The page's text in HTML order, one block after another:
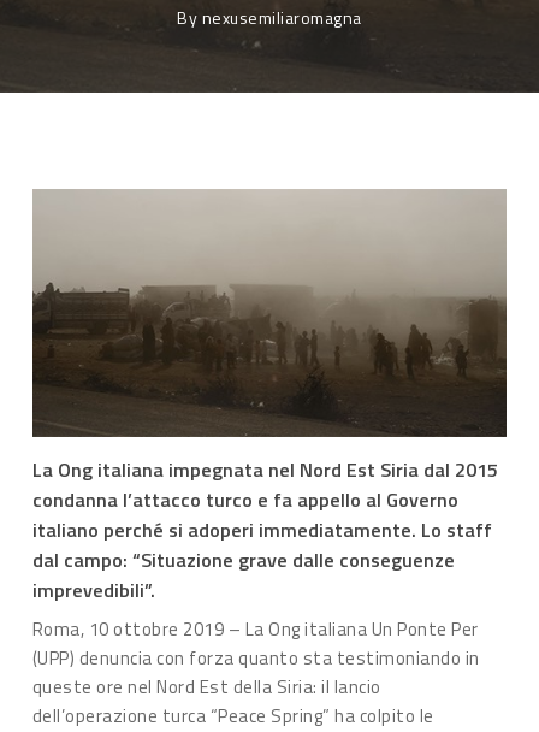
Bynexusemiliaromagna
La Ong italiana impegnata nel Nord Est Siria dal 2015
condanna l’attacco turco e fa appello al Governo
italiano perché si adoperi immediatamente. Lo staff
dal campo: “Situazione grave dalle conseguenze
imprevedibili”.
Roma, 10 ottobre 2019 – La Ong italiana Un Ponte Per
(UPP) denuncia con forza quanto sta testimoniando in
queste ore nel Nord Est della Siria: il lancio
dell’operazione turca “Peace Spring” ha colpito le